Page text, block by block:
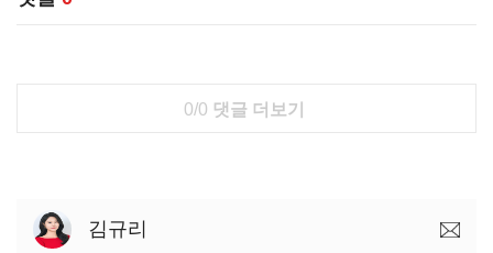
0/0 댓글 더보기
김규리